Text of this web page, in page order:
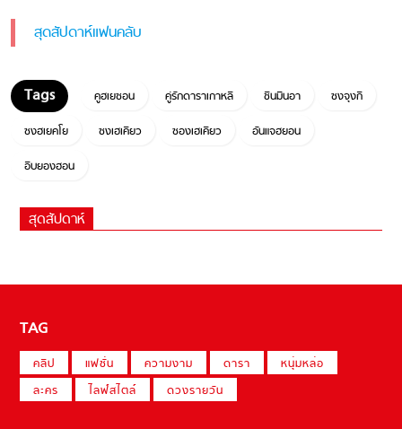
สุดสัปดาห์แฟนคลับ
คูฮเยซอน คู่รักดาราเกาหลี ชินมินอา
ซงจุงกิ
ซงฮเยคโย
ซงเฮเคียว ซองเฮเคียว
อันแจฮยอน
อีบยองฮอน
สุดสัปดาห์
TAG
คลิป แฟชั่น ความงาม ดารา
หนุ่มหล่อ
ละคร
ไลฟ์สไตล์ ดวงรายวัน